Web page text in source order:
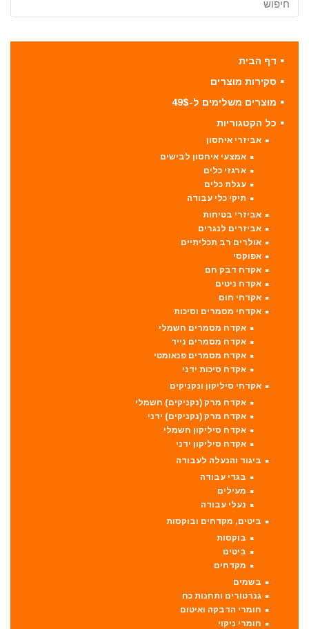
דף הבית
סקירות מוצרים
מוצרים משלימים ל-49$
כל הקטגוריות
אביזרי איחסון
אמצעי איחסון לבישים
ארגזי כלים
עגלת כלים
תיקי כלי עבודה
אביזרי בטיחות
אביזרים לנגרים
אולרים רב תכליתיים
אפוקסי
אקדח דבק חם
אקדח ניטים
אקדחי חום
אקדחי מסמרים וסיכות
אקדח מסמרים חשמלי
אקדח מסמרים נייד
אקדח מסמרים פנאומטי
אקדח סיכות ידני
אקדחי סיליקון ונקניקים
אקדח מרק (נקניקים) חשמלי
אקדח מרק (נקניקים) ידני
אקדח סיליקון חשמלי
אקדח סיליקון ידני
ביגוד והנעלה לעבודה
בגדי עבודה
מעילים
נעלי עבודה
ביטים, מקדחים ובוקסות
בוקסות
ביטים
מקדחים
בשמים
גנרטורים ותחנות כח
חומרי הדבקה ואיטום
חומרי ניקוי